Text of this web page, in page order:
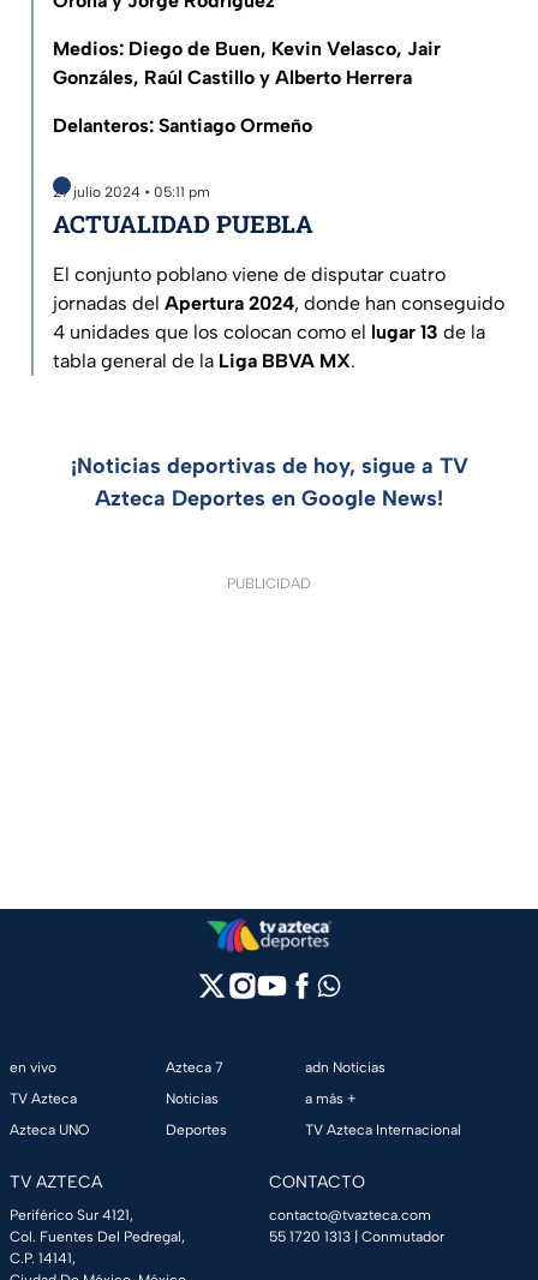
Medios: Diego de Buen, Kevin Velasco, Jair
Gonzáles, Raúl Castillo y Alberto Herrera
Delanteros: Santiago Ormeño
27 julio 2024 • 05:11 pm
ACTUALIDAD PUEBLA
El conjunto poblano viene de disputar cuatro
jornadas del Apertura 2024, donde han conseguido
4 unidades que los colocan como el lugar 13 de la
tabla general de la Liga BBVA MX.
¡Noticias deportivas de hoy, sigue a TV
Azteca Deportes en Google News!
PUBLICIDAD
en vivo
TV Azteca
Azteca UNO
Azteca 7
Noticias
Deportes
adn Noticias
a más +
TV Azteca Internacional
TV AZTECA
Periférico Sur 4121,
Col. Fuentes Del Pedregal,
C.P. 14141,
CONTACTO
contacto@tvazteca.com
55 1720 1313 | Conmutador